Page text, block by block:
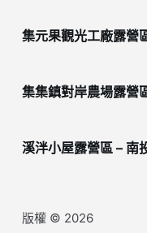
集元果觀光工廠露營
集集鎮對岸農場露營
溪泮小屋露營區 – 南
版權 © 2026